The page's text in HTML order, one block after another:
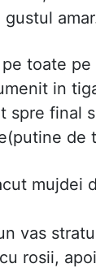
gustul
toate pe
in
spre final
de
mujdei
vas
rosii,